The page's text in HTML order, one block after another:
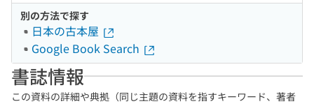
別の方法で探す
日本の古本屋
Google Book Search
書誌情報
この資料の詳細や典拠（同じ主題の資料を指すキーワード、著者